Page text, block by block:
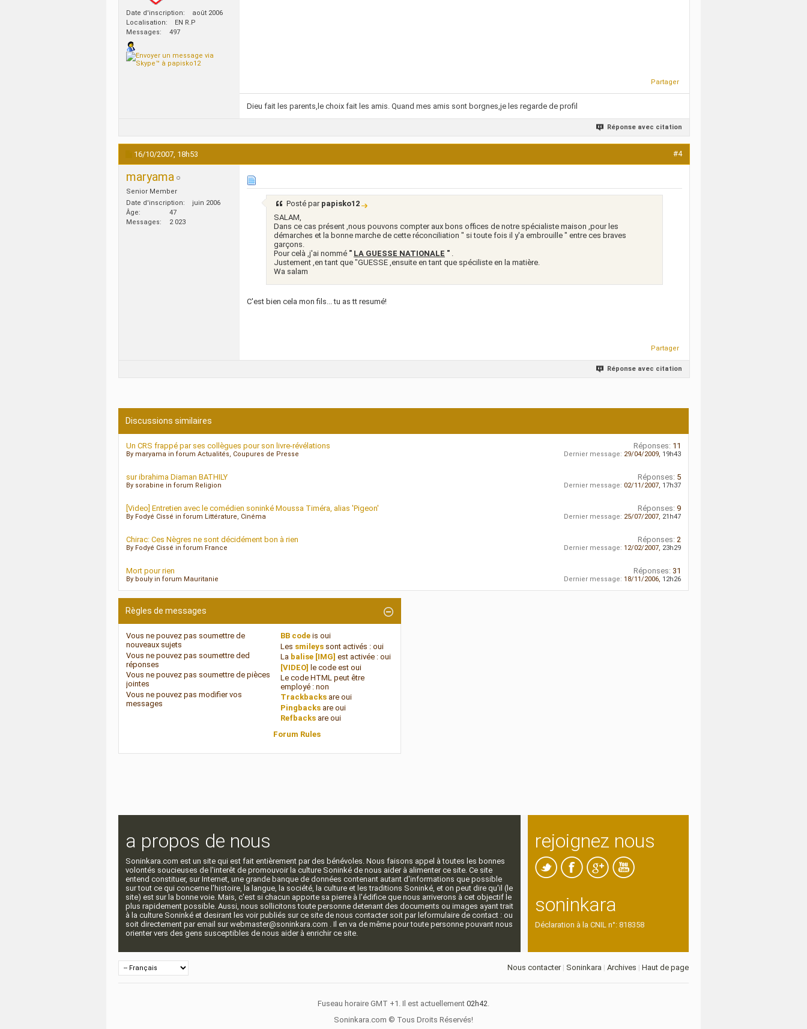
Date d'inscription
août 2006
Localisation
EN R.P
Messages
497
Partager
Dieu fait les parents,le choix fait les amis. Quand mes amis sont borgnes,je les regarde de profil
Réponse avec citation
16/10/2007, 18h53 #4
maryama
Senior Member
Date d'inscription
juin 2006
Âge
47
Messages
2 023
Posté par papisko12
SALAM,
Dans ce cas présent ,nous pouvons compter aux bons offices de notre spécialiste maison ,pour les
démarches et la bonne marche de cette réconciliation " si toute fois il y'a embrouille " entre ces braves
garçons.
Pour celà ,j'ai nommé " LA GUESSE NATIONALE " .
Justement ,en tant que "GUESSE ,ensuite en tant que spéciliste en la matière.
Wa salam
C'est bien cela mon fils... tu as tt resumé!
Partager
Réponse avec citation
Discussions similaires
Un CRS frappé par ses collègues pour son livre-révélations
By maryama in forum Actualités, Coupures de Presse
Réponses: 11
Dernier message: 29/04/2009, 19h43
sur ibrahima Diaman BATHILY
By sorabine in forum Religion
Réponses: 5
Dernier message: 02/11/2007, 17h37
[Video] Entretien avec le comédien soninké Moussa Timéra, alias 'Pigeon'
By Fodyé Cissé in forum Littérature, Cinéma
Réponses: 9
Dernier message: 25/07/2007, 21h47
Chirac: Ces Nègres ne sont décidément bon à rien
By Fodyé Cissé in forum France
Réponses: 2
Dernier message: 12/02/2007, 23h29
Mort pour rien
By bouly in forum Mauritanie
Réponses: 31
Dernier message: 18/11/2006, 12h26
Règles de messages
Vous ne pouvez pas soumettre de
nouveaux sujets
Vous ne pouvez pas soumettre ded
réponses
Vous ne pouvez pas soumettre de pièces
jointes
Vous ne pouvez pas modifier vos
messages
BB codeis oui
Les smileyssont activés : oui
La balise [IMG] est activée : oui
[VIDEO] le code est oui
Le code HTML peut être
employé : non
Trackbacksare oui
Pingbacksare oui
Refbacksare oui
Forum Rules
a propos de nous
Soninkara.com est un site qui est fait entièrement par des bénévoles. Nous faisons appel à toutes les bonnes
volontés soucieuses de l'interêt de promouvoir la culture Soninké de nous aider à alimenter ce site. Ce site
entend constituer, sur Internet, une grande banque de données contenant autant d'informations que possible
sur tout ce qui concerne l'histoire, la langue, la société, la culture et les traditions Soninké, et on peut dire qu'il (le
site) est sur la bonne voie. Mais, c'est si chacun apporte sa pierre à l'édifice que nous arriverons à cet objectif le
plus rapidement possible. Aussi, nous sollicitons toute personne detenant des documents ou images ayant trait
à la culture Soninké et desirant les voir publiés sur ce site de nous contacter soit par leformulaire de contact : ou
soit directement par email sur webmaster@soninkara.com . Il en va de même pour toute personne pouvant nous
orienter vers des gens susceptibles de nous aider à enrichir ce site.
rejoignez nous
soninkara
Déclaration à la CNIL n°: 818358
Nous contacter| Soninkara | Archives | Haut de page
Fuseau horaire GMT +1. Il est actuellement 02h42.
Soninkara.com © Tous Droits Réservés!